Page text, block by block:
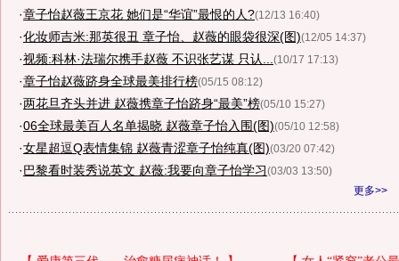
·章子怡赵薇王京花 她们是“华谊”最恨的人?(12/13 16:40)
·化妆师吉米:那英很丑 章子怡、赵薇的眼袋很深(图)(12/05 14:37)
·视频:科林·法瑞尔携手赵薇 不识张艺谋 只认... (10/17 17:13)
·章子怡赵薇跻身全球最美排行榜(05/15 08:12)
·两花旦齐头并进 赵薇携章子怡跻身“最美”榜(05/10 15:27)
·06全球最美百人名单揭晓 赵薇章子怡入围(图)(05/10 12:58)
·女星超逗Q表情集锦 赵薇青涩章子怡纯真(图)(03/20 07:42)
·巴黎看时装秀说英文 赵薇:我要向章子怡学习(03/03 13:50)
更多>>